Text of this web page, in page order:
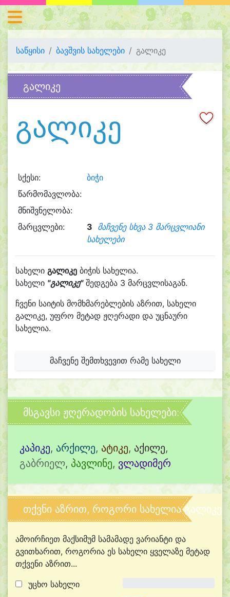
საწყისი ბავშვის სახელები გალიკე
გალიკე
გალიკე
სქესი:
ბიჭი
წარმომავლობა:
მნიშვნელობა:
მარცვლები:
3 მაჩვენე სხვა 3 მარცვლიანი
სახელები
სახელი გალიკე ბიჭის სახელია.
სახელი "გალიკე"შედგება 3 მარცვლისაგან.
ჩვენი საიტის მომხმარებლების აზრით, სახელი
გალიკე, უფრო მეტად ჟღერადი და უცნაური
სახელია.
მაჩვენე შემთხვევით რამე სახელი
მსგავსი ჟღერადობის სახელები:
კაპიკე, არქილე, ატიკე, აქილე,
გაბრიელ, პავლინე, ვლადიმერ
თქვნი აზრით, როგორი სახელია გალიკე?
ამოირჩიეთ მაქსიმუმ სამამადე ვარიანტი და
გვითხარით, როგორია ეს სახელი ყველაზე მეტად
თქვენი აზრით...
უცხო სახელი